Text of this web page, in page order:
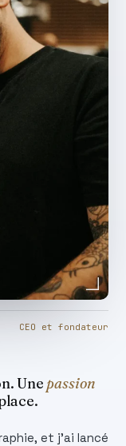
CEO et fondateur
Une passion
et j'ai lancé